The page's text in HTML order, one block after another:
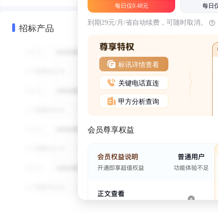
招标产品
每日仅0.48元 每日
到期29元/月/省自动续费，可随时取消。
标讯详情查看
关键电话直连
甲方分析查询
会员尊享权益